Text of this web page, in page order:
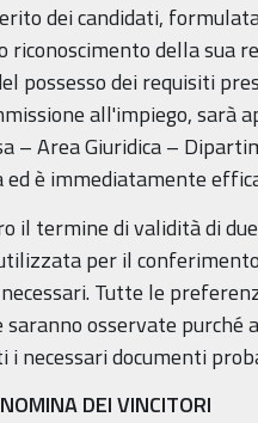
dei candidati,
riconoscimento della sua
possesso dei requisiti
all'impiego, sarà
– Area Giuridica –
ed è immediatamente
il termine di validità di
per il
Tutte le
saranno osservate purché
i necessari documenti
DEI VINCITORI